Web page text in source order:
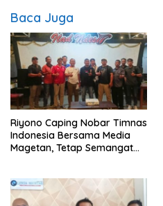
Baca Juga
Riyono Caping Nobar Timnas
Indonesia Bersama Media
Magetan, Tetap Semangat